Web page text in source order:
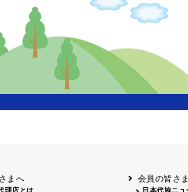
まへ
理店とは
会員の皆さ
日本代協ニュ